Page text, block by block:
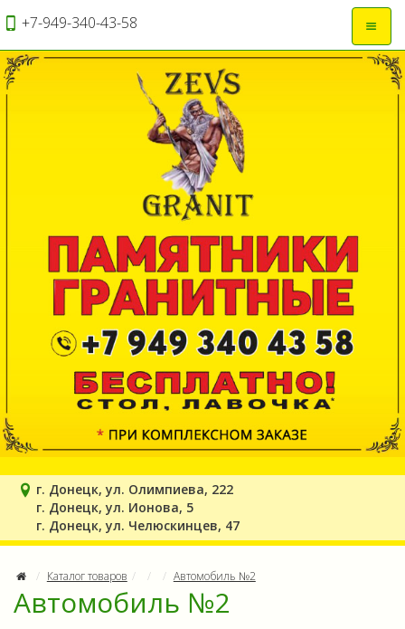
+7-949-340-43-58
г. Донецк, ул. Олимпиева, 222
г. Донецк, ул. Ионова, 5
г. Донецк, ул. Челюскинцев, 47
Каталог товаров Автомобиль №2
Автомобиль №2